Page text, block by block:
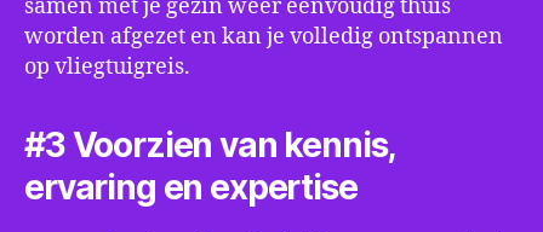
samen met je gezin weer eenvoudig thuis
worden afgezet en kan je volledig ontspannen
op vliegtuigreis.
#3 Voorzien van kennis,
ervaring en expertise